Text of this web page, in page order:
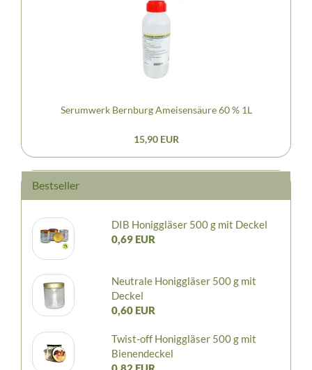
Serumwerk Bernburg Ameisensäure 60 % 1L
15,90 EUR
Bestseller
DIB Honiggläser 500 g mit Deckel
0,69 EUR
Neutrale Honiggläser 500 g mit
Deckel
0,60 EUR
Twist-off Honiggläser 500 g mit
Bienendeckel